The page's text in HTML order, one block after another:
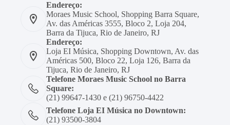
Endereço:
Moraes Music School, Shopping Barra Square,
Av. das Américas 3555, Bloco 2, Loja 204,
Barra da Tijuca, Rio de Janeiro, RJ
Endereço:
Loja EI Música, Shopping Downtown, Av. das
Américas 500, Bloco 22, Loja 126, Barra da
Tijuca, Rio de Janeiro, RJ
Telefone Moraes Music School no Barra
Square:
(21) 99647-1430 e (21) 96750-4422
Telefone Loja EI Música no Downtown:
(21) 93500-3804